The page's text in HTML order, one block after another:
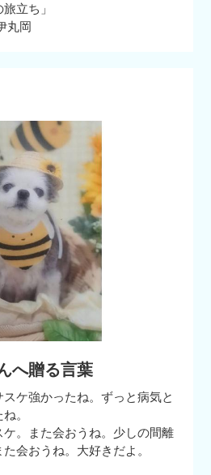
立ち」
丸岡
へ贈る言葉
ケ強かったね。ずっと病気と
。
。また会おうね。少しの間離
会おうね。大好きだよ。